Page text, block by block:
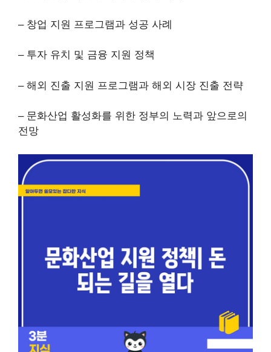
– 창업 지원 프로그램과 성공 사례
– 투자 유치 및 금융 지원 정책
– 해외 진출 지원 프로그램과 해외 시장 진출 전략
– 문화산업 활성화를 위한 정부의 노력과 앞으로의
전망